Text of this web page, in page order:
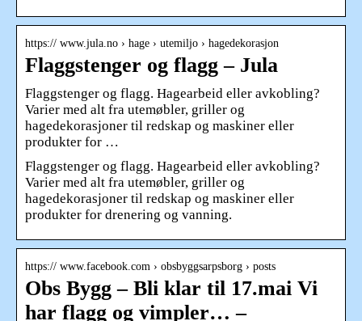
https:// www.jula.no › hage › utemiljo › hagedekorasjon
Flaggstenger og flagg – Jula
Flaggstenger og flagg. Hagearbeid eller avkobling?
Varier med alt fra utemøbler, griller og
hagedekorasjoner til redskap og maskiner eller
produkter for …
Flaggstenger og flagg. Hagearbeid eller avkobling?
Varier med alt fra utemøbler, griller og
hagedekorasjoner til redskap og maskiner eller
produkter for drenering og vanning.
https:// www.facebook.com › obsbyggsarpsborg › posts
Obs Bygg – Bli klar til 17.mai Vi
har flagg og vimpler… –